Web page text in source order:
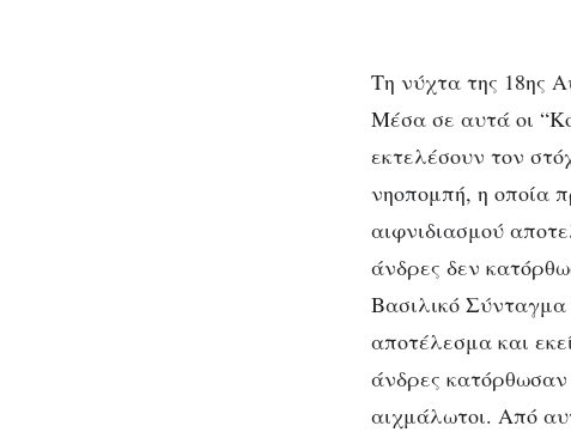
Τη νύχτα της 18ης
Μέσα σε αυτά οι
εκτελέσουν τον
νηοπομπή, η οποία
αιφνιδιασμού
άνδρες δεν
Βασιλικό
αποτέλεσμα και
άνδρες
αιχμάλωτοι. Από